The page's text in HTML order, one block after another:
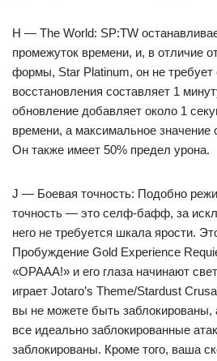
H — The World: SP:TW
промежуток времени, и, в отличие
формы, Star Platinum, он не требует
восстановления составляет 1
обновление добавляет около 1
времени, а максимальное значение
Он также имеет 50% предел урона.
J — Боевая точность: Подобно
точность — это селф-бафф, за
него не требуется шкала ярости.
Пробуждение Gold Experience
«ОРААА!» и его глаза начинают
играет Jotaro’s Theme/Stardust
вы не можете быть заблокированы,
все идеально заблокированные
заблокированы. Кроме того, ваша